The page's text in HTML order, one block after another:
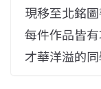
現移至北銘
每件作品皆
才華洋溢的同